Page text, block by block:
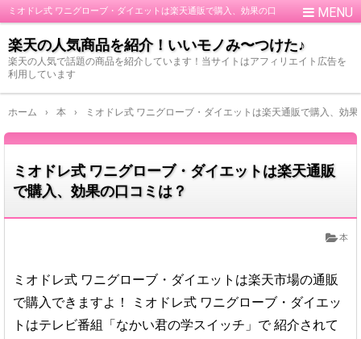
ミオドレ式 ワニグローブ・ダイエットは楽天通販で購入、効果の口
楽天の人気商品を紹介！いいモノみ〜つけた♪
楽天の人気で話題の商品を紹介しています！当サイトはアフィリエイト広告を
利用しています
ホーム › 本 › ミオドレ式 ワニグローブ・ダイエットは楽天通販で購入、効
ミオドレ式 ワニグローブ・ダイエットは楽天通販
で購入、効果の口コミは？
本
ミオドレ式 ワニグローブ・ダイエットは楽天市場の通販
で購入できますよ！
ミオドレ式 ワニグローブ・ダイエッ
トはテレビ番組「なかい君の学スイッチ」で紹介されて